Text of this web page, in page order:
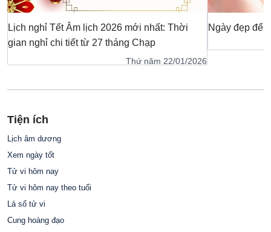
Lịch nghỉ Tết Âm lịch 2026 mới nhất: Thời
gian nghỉ chi tiết từ 27 tháng Chạp
Thứ năm 22/01/2026
Ngày đẹp để
Tiện ích
Lịch âm dương
Xem ngày tốt
Tử vi hôm nay
Tử vi hôm nay theo tuổi
Lá số tử vi
Cung hoàng đạo